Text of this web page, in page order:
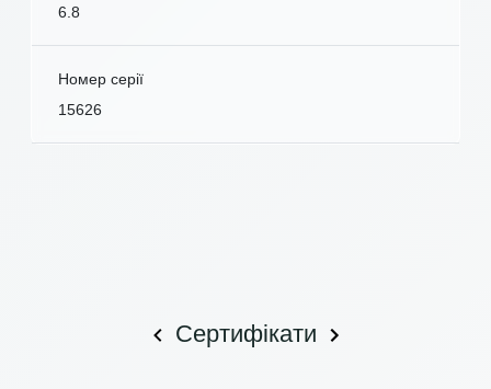
6.8
Номер серії
15626
Сертифікати